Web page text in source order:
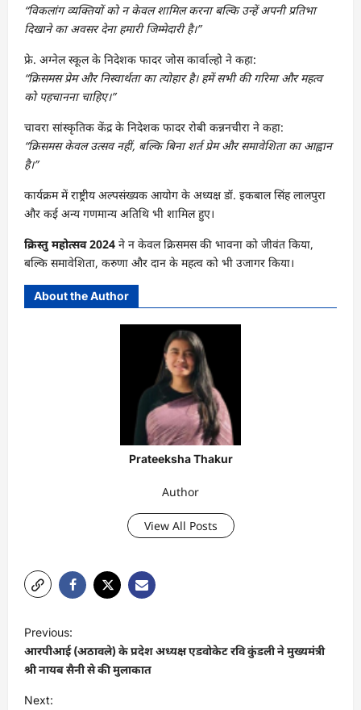
“विकलांग व्यक्तियों को न केवल शामिल करना बल्कि उन्हें अपनी प्रतिभा
दिखाने का अवसर देना हमारी जिम्मेदारी है।”
फ्रे. अग्नेल स्कूल के निदेशक फादर जोस कार्वाल्हो ने कहा:
“क्रिसमस प्रेम और निस्वार्थता का त्योहार है। हमें सभी की गरिमा और महत्व
को पहचानना चाहिए।”
चावरा सांस्कृतिक केंद्र के निदेशक फादर रोबी कन्ननचीरा ने कहा:
“क्रिसमस केवल उत्सव नहीं, बल्कि बिना शर्त प्रेम और समावेशिता का आह्वान
है।”
कार्यक्रम में राष्ट्रीय अल्पसंख्यक आयोग के अध्यक्ष डॉ. इकबाल सिंह लालपुरा
और कई अन्य गणमान्य अतिथि भी शामिल हुए।
क्रिस्तु महोत्सव2024 ने न केवल क्रिसमस की भावना को जीवंत किया,
बल्कि समावेशिता, करुणा और दान के महत्व को भी उजागर किया।
About the Author
Prateeksha Thakur
Author
View All Posts
o
s
t
Previous:
आरपीआई (अठावले) के प्रदेश अध्यक्ष एडवोकेट रवि कुंडली ने मुख्यमंत्री
श्री नायब सैनी से की मुलाकात
Next: